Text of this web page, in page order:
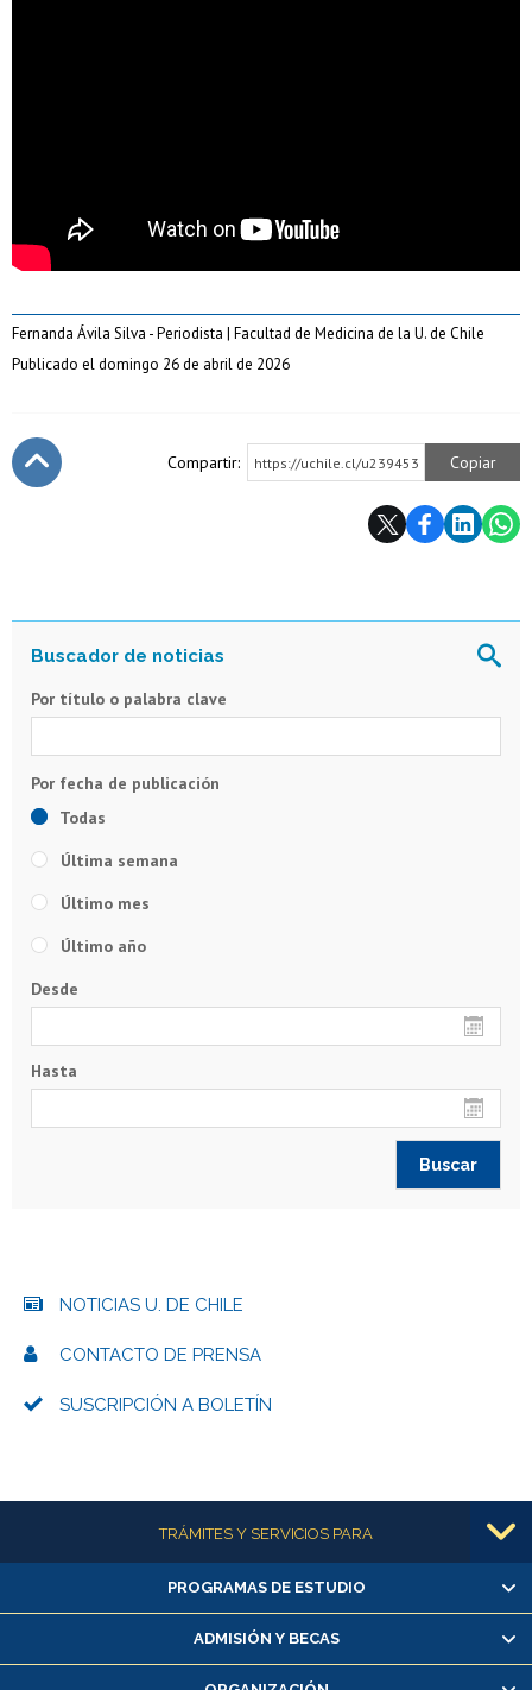
Fernanda Ávila Silva - Periodista | Facultad de Medicina de la U. de Chile
Publicado el domingo 26 de abril de 2026
Compartir: https://uchile.cl/u239453 Copiar
Por título o palabra clave
Todas
Última semana
Último mes
Último año
Desde
Hasta
NOTICIAS U. DE CHILE
CONTACTO DE PRENSA
SUSCRIPCIÓN A BOLETÍN
Más informaciónTRÁMITES Y SERVICIOS PARA
Alumnas/os y exalumnas/os
Matrícula en línea
Inscripción y cambio de asignaturas
PROGRAMAS DE ESTUDIO
ADMISIÓN Y BECAS